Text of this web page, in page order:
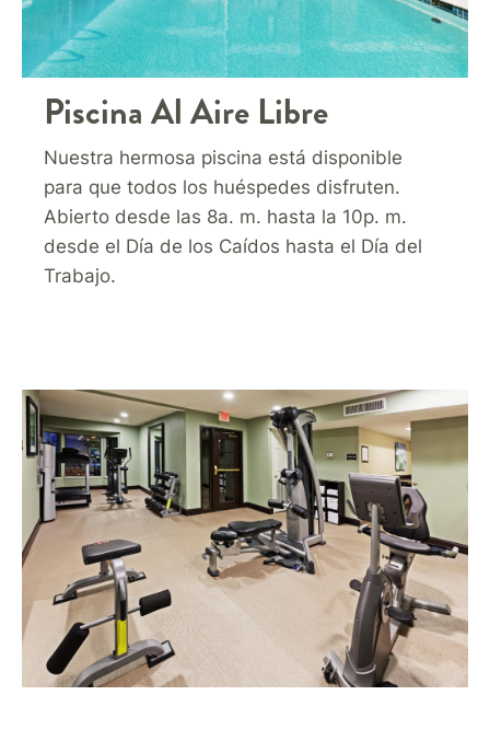
Piscina Al Aire Libre
Nuestra hermosa piscina está disponible
para que todos los huéspedes disfruten.
Abierto desde las 8a. m. hasta la 10p. m.
desde el Día de los Caídos hasta el Día del
Trabajo.